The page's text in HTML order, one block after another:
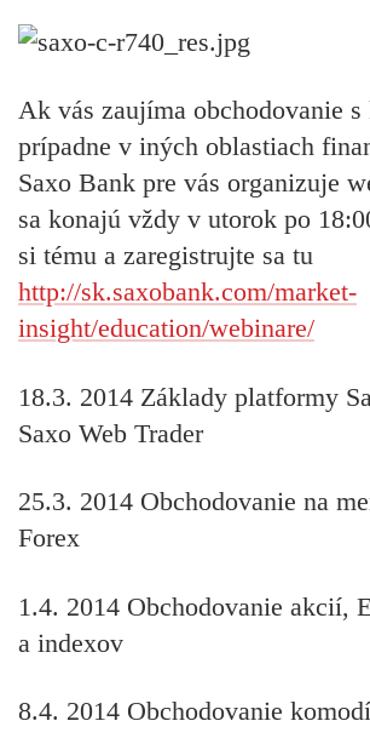
Ak vás zaujíma obchodovanie
prípadne v iných oblastiach
Saxo Bank pre vás organizuje
sa konajú vždy v utorok po
si tému a zaregistrujte sa tu
http://sk.saxobank.com/market-
insight/education/webinare/
18.3. 2014 Základy platformy
Saxo Web Trader
25.3. 2014 Obchodovanie na
Forex
1.4. 2014 Obchodovanie akcií,
a indexov
8.4. 2014 Obchodovanie